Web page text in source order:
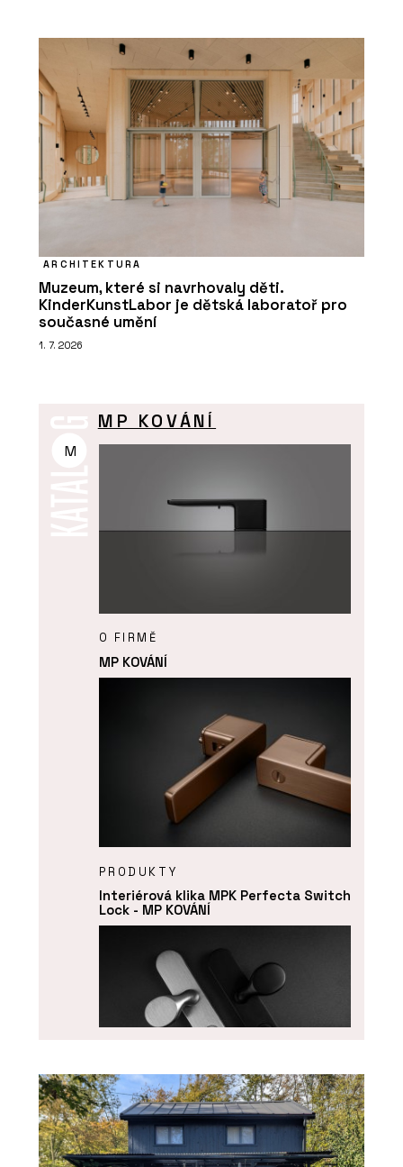
ARCHITEKTURA
Muzeum, které si navrhovaly děti.
KinderKunstLabor je dětská laboratoř pro
současné umění
1. 7. 2026
M
MP KOVÁNÍ
O FIRMĚ
MP KOVÁNÍ
PRODUKTY
Interiérová klika MPK Perfecta Switch
Lock - MP KOVÁNÍ
PRODUKTY
Bezpečnostní dveřní kování MPK
Securo - MP KOVÁNÍ